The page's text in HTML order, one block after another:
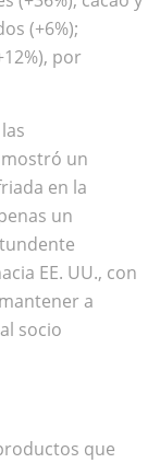
(+6%);
por
un
en la
un
EE. UU., con
a
socio
que